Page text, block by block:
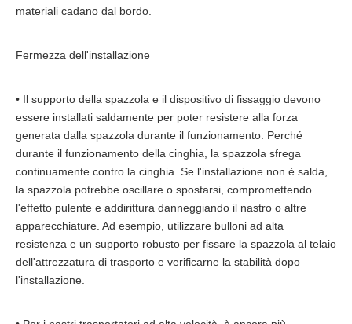
materiali cadano dal bordo.
Fermezza dell'installazione
• Il supporto della spazzola e il dispositivo di fissaggio devono
essere installati saldamente per poter resistere alla forza
generata dalla spazzola durante il funzionamento. Perché
durante il funzionamento della cinghia, la spazzola sfrega
continuamente contro la cinghia. Se l'installazione non è salda,
la spazzola potrebbe oscillare o spostarsi, compromettendo
l'effetto pulente e addirittura danneggiando il nastro o altre
apparecchiature. Ad esempio, utilizzare bulloni ad alta
resistenza e un supporto robusto per fissare la spazzola al telaio
dell'attrezzatura di trasporto e verificarne la stabilità dopo
l'installazione.